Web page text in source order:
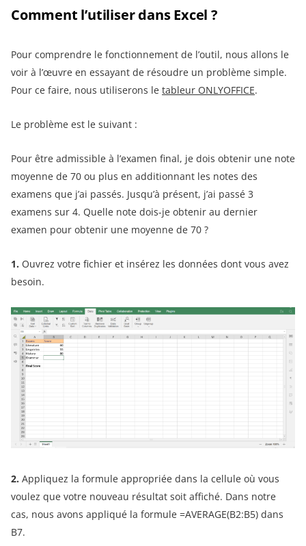
Comment l’utiliser dans Excel ?
Pour comprendre le fonctionnement de l’outil, nous allons le
voir à l’œuvre en essayant de résoudre un problème simple.
Pour ce faire, nous utiliserons le tableur ONLYOFFICE.
Le problème est le suivant :
Pour être admissible à l’examen final, je dois obtenir une note
moyenne de 70 ou plus en additionnant les notes des
examens que j’ai passés. Jusqu’à présent, j’ai passé 3
examens sur 4. Quelle note dois-je obtenir au dernier
examen pour obtenir une moyenne de 70 ?
1. Ouvrez votre fichier et insérez les données dont vous avez
besoin.
2. Appliquez la formule appropriée dans la cellule où vous
voulez que votre nouveau résultat soit affiché. Dans notre
cas, nous avons appliqué la formule =AVERAGE(B2:B5) dans
B7.